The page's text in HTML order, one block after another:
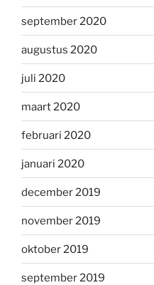
september 2020
augustus 2020
juli 2020
maart 2020
februari 2020
januari 2020
december 2019
november 2019
oktober 2019
september 2019